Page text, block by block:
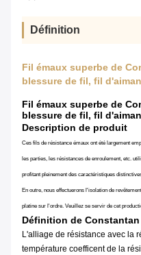
Définition
Fil émaux superbe de
blessure de fil, fil
Fil émaux superbe de
blessure de fil, fil
Description de produit
Ces fils de résistance émaux ont été largement
les parties, les résistances de enroulement, etc.
profitant pleinement des caractéristiques
En outre, nous effectuerons l'isolation de
platine sur l'ordre. Veuillez se servir de cet
Définition de Constantan
L'alliage de résistance avec la
température coefficent de la